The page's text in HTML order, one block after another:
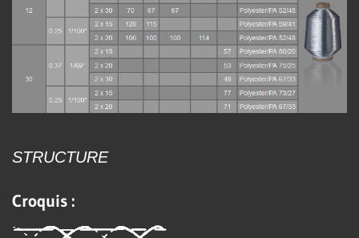
STRUCTURE
Croquis :